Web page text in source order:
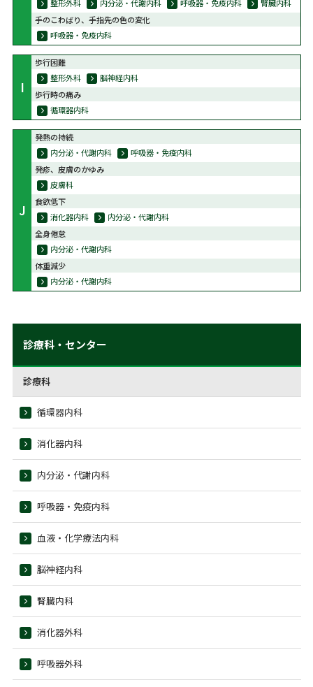
整形外科 内分泌・代謝内科 呼吸器・免疫内科
腎臓内科
手のこわばり、手指先の色の変化
呼吸器・免疫内科
I
歩行困難
整形外科
脳神経内科
歩行時の痛み
循環器内科
J
発熱の持続
内分泌・代謝内科
呼吸器・免疫内科
発疹、皮膚のかゆみ
皮膚科
食欲低下
消化器内科
内分泌・代謝内科
全身倦怠
内分泌・代謝内科
体重減少
内分泌・代謝内科
診療科・センター
診療科
循環器内科
消化器内科
内分泌・代謝内科
呼吸器・免疫内科
血液・化学療法内科
脳神経内科
腎臓内科
消化器外科
呼吸器外科